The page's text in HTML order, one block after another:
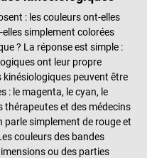
: les couleurs ont-elles
simplement colorées
? La réponse est simple :
ont leur propre
peuvent être
: le magenta, le cyan, le
thérapeutes et des médecins
simplement de rouge et
couleurs des bandes
ou des parties